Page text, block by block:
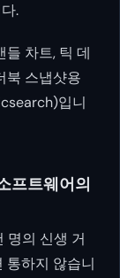
.
들 차트, 틱 데
북 스냅샷용
입니
프트웨어의
명의 신생 거
통하지 않습니